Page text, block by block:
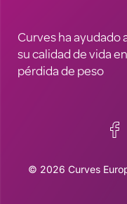
Curves ha ayudado
su calidad de vida
pérdida de peso
© 2026 Curves